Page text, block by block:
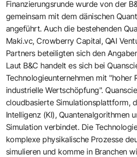
Finanzierungsrunde wurde von der
gemeinsam mit dem dänischen
angeführt. Auch die bestehenden
Maki.vc, Crowberry Capital, QAI
Partners beteiligten sich den
Laut B&C handelt es sich bei
Technologieunternehmen mit "hoher
industrielle Wertschöpfung".
cloudbasierte Simulationsplattform,
Intelligenz (KI), Quantenalgorithmen
Simulation verbindet. Die
komplexe physikalische Prozesse
simulieren und komme in Branchen